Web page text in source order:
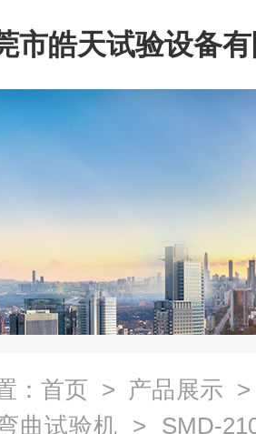
市皓天试验设备
： 首页 > 产品展示
曲试验机 > SMD-